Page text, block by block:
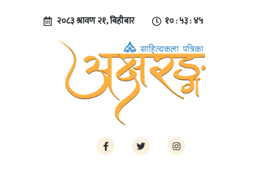
२०८३ श्रावण २१, बिहीबार १० : ५३ : ४६